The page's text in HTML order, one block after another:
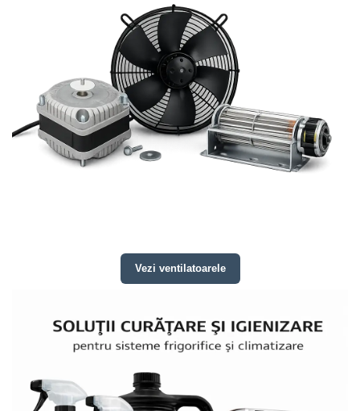
Vezi ventilatoarele